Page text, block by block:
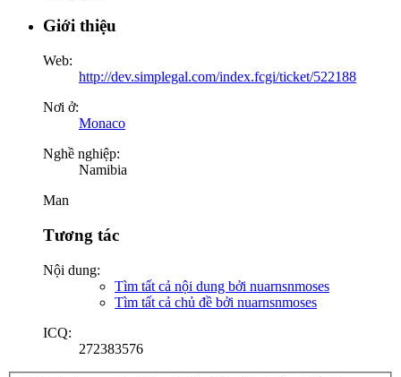
Giới thiệu
Web:
http://dev.simplegal.com/index.fcgi/ticket/522188
Nơi ở:
Monaco
Nghề nghiệp:
Namibia
Man
Tương tác
Nội dung:
Tìm tất cả nội dung bởi nuarnsnmoses
Tìm tất cả chủ đề bởi nuarnsnmoses
ICQ:
272383576